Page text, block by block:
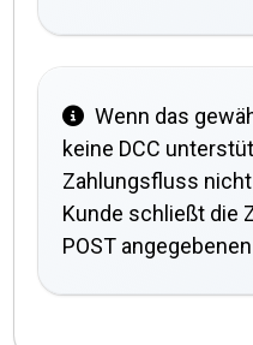
Wenn das
keine DCC
Zahlungsfluss
Kunde schließt die
POST